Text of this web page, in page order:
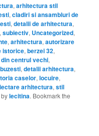
,arhitectura stil
,cladiri si ansambluri de
,detalii de arhitectura,
,subiectiv, Uncategorized,
,arhitectura,autorizare
istorice,berzei 32,
centrul vechi,
,detalii arhitectura,
caselor,locuire,
arhitectura,stil
bylecitina. Bookmark the